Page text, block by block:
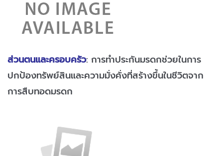
ส่วนตนและครอบครัว: การทำประกันมรดกช่วยในการ
ปกป้องทรัพย์สินและความมั่งคั่งที่สร้างขึ้นในชีวิตจาก
การสืบทอดมรดก